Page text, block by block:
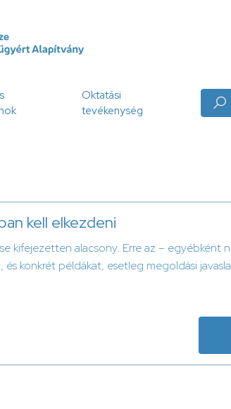
Oktatási
tevékenység
kell elkezdeni
kifejezetten alacsony. Erre az – egyébként
konkrét példákat, esetleg megoldási